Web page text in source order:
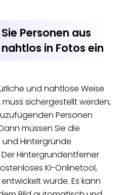
Personen aus
in Fotos ein
und nahtlose Weise
muss sichergestellt werden,
Personen
müssen Sie die
Hintergründe
Hintergrundentferner
KI-Onlinetool,
wurde. Es kann